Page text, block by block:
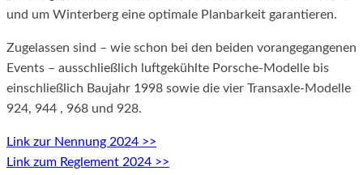
und um Winterberg eine optimale Planbarkeit garantieren.
Zugelassen sind – wie schon bei den beiden vorangegangenen
Events – ausschließlich luftgekühlte Porsche-Modelle bis
einschließlich Baujahr 1998 sowie die vier Transaxle-Modelle
924, 944 , 968 und 928.
Link zur Nennung 2024 >>
Link zum Reglement 2024 >>